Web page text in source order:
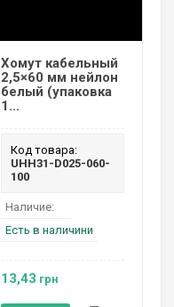
Хомут кабельный
2,5×60 мм нейлон
белый (упаковка
1...
Код товара:
UHH31-D025-060-
100
Наличие:
Есть в наличини
13,43 грн